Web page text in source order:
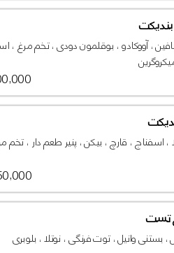
، آووکادو ، بوقلمون دودی ، تخم مرغ ،
، اسفناج ، قارچ ، بیکن ، پنیر طعم دار ،
تست
بستنی وانیل ، توت فرنگی ، نوتلا ، بلوبری